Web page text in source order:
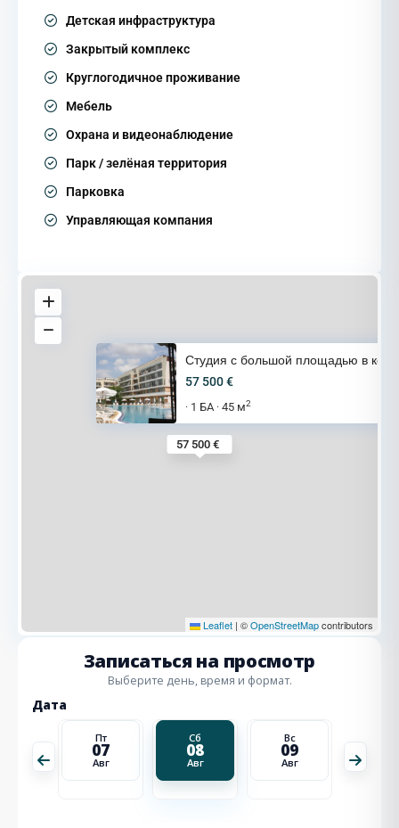
Детская инфраструктура
Закрытый комплекс
Круглогодичное проживание
Мебель
Охрана и видеонаблюдение
Парк / зелёная территория
Парковка
Управляющая компания
57 500 €
Студия с большой площадью в ко
57 500 €
· 1 БА · 45 м2
Leaflet | ©OpenStreetMapcontributors
Записаться на просмотр
Выберите день, время и формат.
Дата
Пт
07
Авг
Сб
08
Авг
Вс
09
Авг